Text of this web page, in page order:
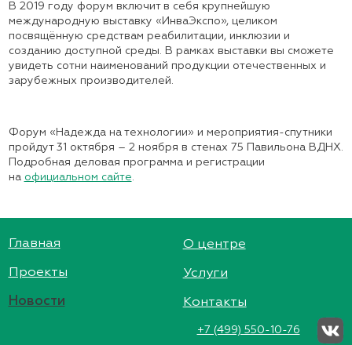
В 2019 году форум включит в себя крупнейшую
международную выставку «ИнваЭкспо», целиком
посвящённую средствам реабилитации, инклюзии и
созданию доступной среды. В рамках выставки вы сможете
увидеть сотни наименований продукции отечественных и
зарубежных производителей.
Форум «Надежда на технологии» и мероприятия-спутники
пройдут 31 октября – 2 ноября в стенах 75 Павильона ВДНХ.
Подробная деловая программа и регистрации
на официальном сайте.
Главная
Проекты
Новости
О центре
Услуги
Контакты
+7 (499) 550-10-76